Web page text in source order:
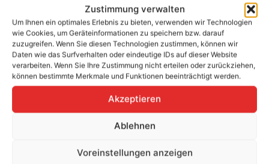
Zustimmung verwalten
Um Ihnen ein optimales Erlebnis zu bieten, verwenden wir Technologien
wie Cookies, um Geräteinformationen zu speichern bzw. darauf
zuzugreifen. Wenn Sie diesen Technologien zustimmen, können wir
Daten wie das Surfverhalten oder eindeutige IDs auf dieser Website
verarbeiten. Wenn Sie Ihre Zustimmung nicht erteilen oder zurückziehen,
können bestimmte Merkmale und Funktionen beeinträchtigt werden.
Akzeptieren
Ablehnen
Voreinstellungen anzeigen
20M 11kW OFFENES ENDE